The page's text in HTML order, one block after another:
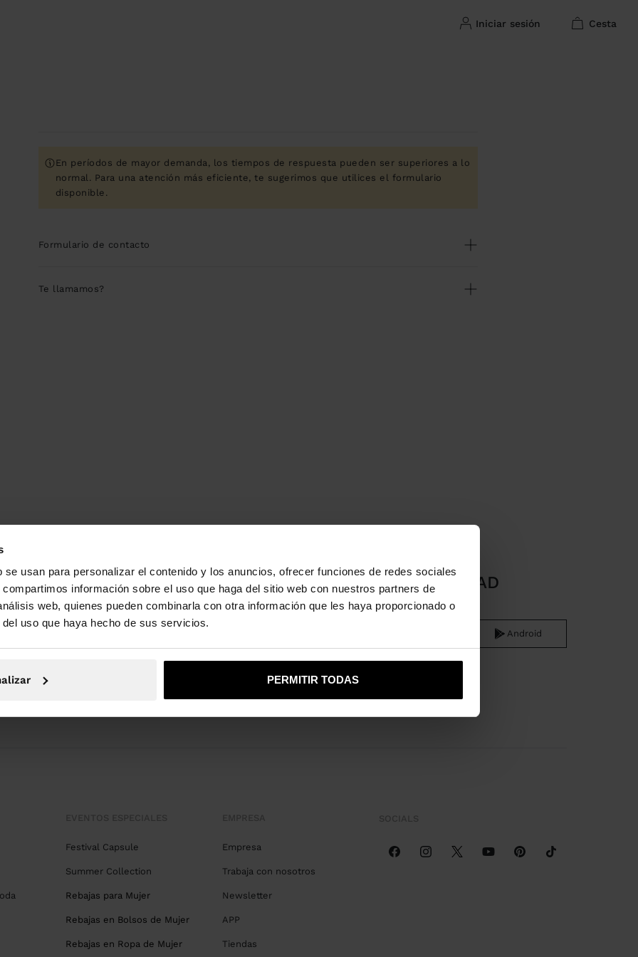
usan para personalizar el contenido y los anuncios, ofrecer funciones de redes sociales
información sobre el uso que haga del sitio web con nuestros partners de
web, quienes pueden combinarla con otra información que les haya proporcionado o
uso que haya hecho de sus servicios.
PERMITIR TODAS
iniciar sesión cesta
En períodos de mayor demanda, los tiempos de respuesta pueden ser superiores a lo
normal. Para una atención más eficiente, te sugerimos que utilices el formulario
disponible.
Formulario de contacto
Te llamamos?
APP DOWNLOAD
Android
Festival Capsule
Summer Collection
Rebajas para Mujer
Rebajas en Bolsos de Mujer
Rebajas en Ropa de Mujer
Empresa
Trabaja con nosotros
Newsletter
APP
Tiendas